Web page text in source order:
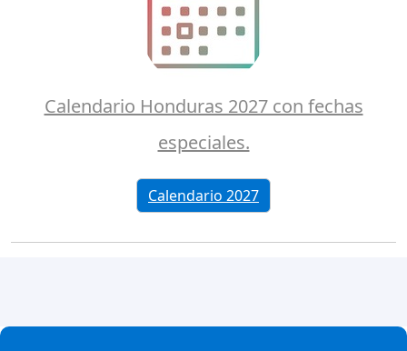
Calendario Honduras 2027 con fechas
especiales.
Calendario 2027